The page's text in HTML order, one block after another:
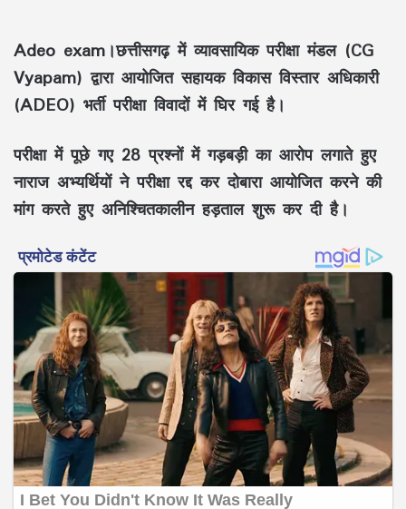
Adeo exam।छत्तीसगढ़ में व्यावसायिक परीक्षा मंडल (CG
Vyapam) द्वारा आयोजित सहायक विकास विस्तार अधिकारी
(ADEO) भर्ती परीक्षा विवादों में घिर गई है।
परीक्षा में पूछे गए 28 प्रश्नों में गड़बड़ी का आरोप लगाते हुए
नाराज अभ्यर्थियों ने परीक्षा रद्द कर दोबारा आयोजित करने की
मांग करते हुए अनिश्चितकालीन हड़ताल शुरू कर दी है।